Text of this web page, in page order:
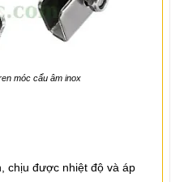
móc cẩu âm inox
chịu được nhiệt độ và áp